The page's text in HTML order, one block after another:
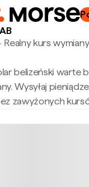
Realny kurs wymiany
belizeński warte
Wysyłaj
zawyżonych